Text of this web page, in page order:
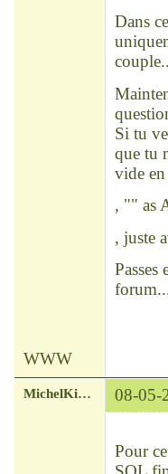
Dans
Si tu
que tu
vide
, "" as
, juste
WWW
MichelKirsch 08-05-
Pour